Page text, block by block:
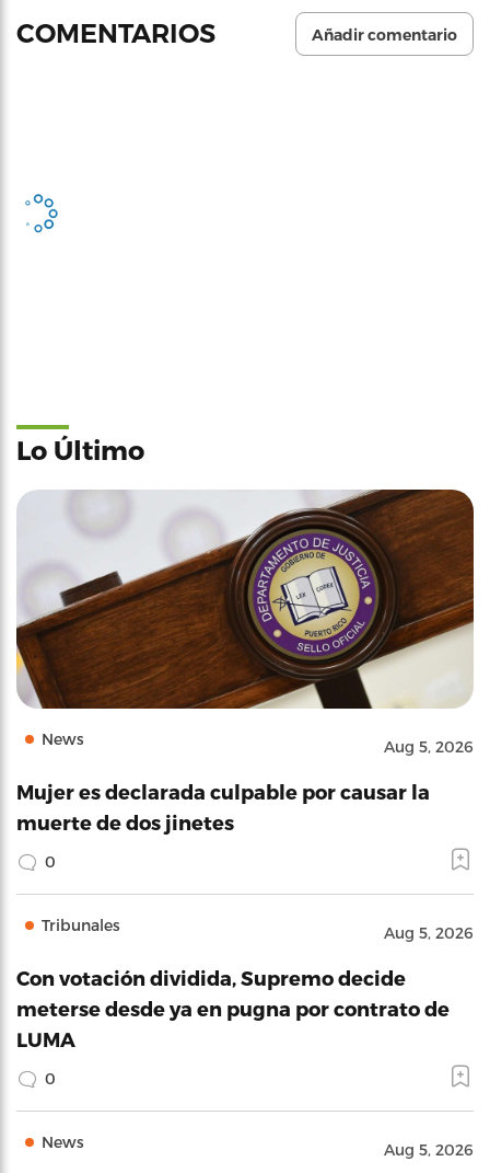
COMENTARIOS Añadir comentario
Lo Último
News Aug 5, 2026
Mujer es declarada culpable por causar la
muerte de dos jinetes
0
Tribunales Aug 5, 2026
Con votación dividida, Supremo decide
meterse desde ya en pugna por contrato de
LUMA
0
News Aug 5, 2026